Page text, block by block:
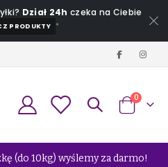
Dział 24h czeka na Ciebie
PRODUKTY *
Koszyk
0
(do 10kg) wyślemy za darmo!